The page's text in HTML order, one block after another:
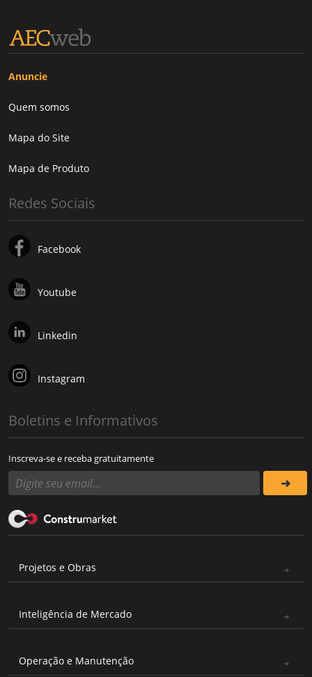
Anuncie
Quem somos
Mapa do Site
Mapa de Produto
Redes Sociais
Facebook
Youtube
Linkedin
Instagram
Boletins e Informativos
Inscreva-se e receba gratuitamente
Projetos e Obras
Inteligência de Mercado
Operação e Manutenção